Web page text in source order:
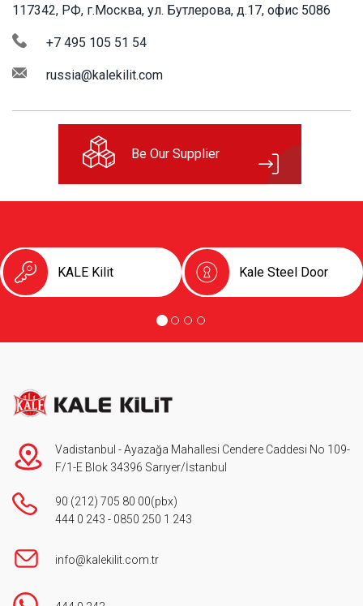
117342, РФ, г.Москва, ул. Бутлерова, д.17, офис 5086
+7 495 105 51 54
russia@kalekilit.com
Be Our Supplier
KALE Kilit Kale Steel Door
Vadistanbul - Ayazağa Mahallesi Cendere Caddesi No 109-
F/1-E Blok 34396 Sarıyer/İstanbul
90 (212) 705 80 00(pbx)
444 0 243 - 0850 250 1 243
info@kalekilit.com.tr